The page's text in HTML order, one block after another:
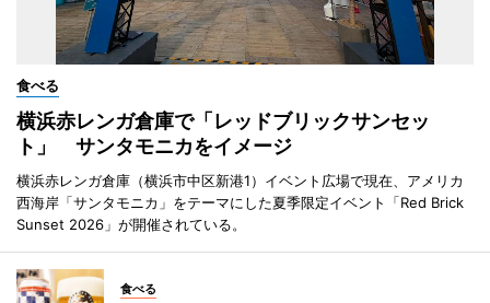
食べる
横浜赤レンガ倉庫で「レッドブリックサンセッ
ト」 サンタモニカをイメージ
横浜赤レンガ倉庫（横浜市中区新港1）イベント広場で現在、アメリカ
西海岸「サンタモニカ」をテーマにした夏季限定イベント「Red Brick
Sunset 2026」が開催されている。
食べる